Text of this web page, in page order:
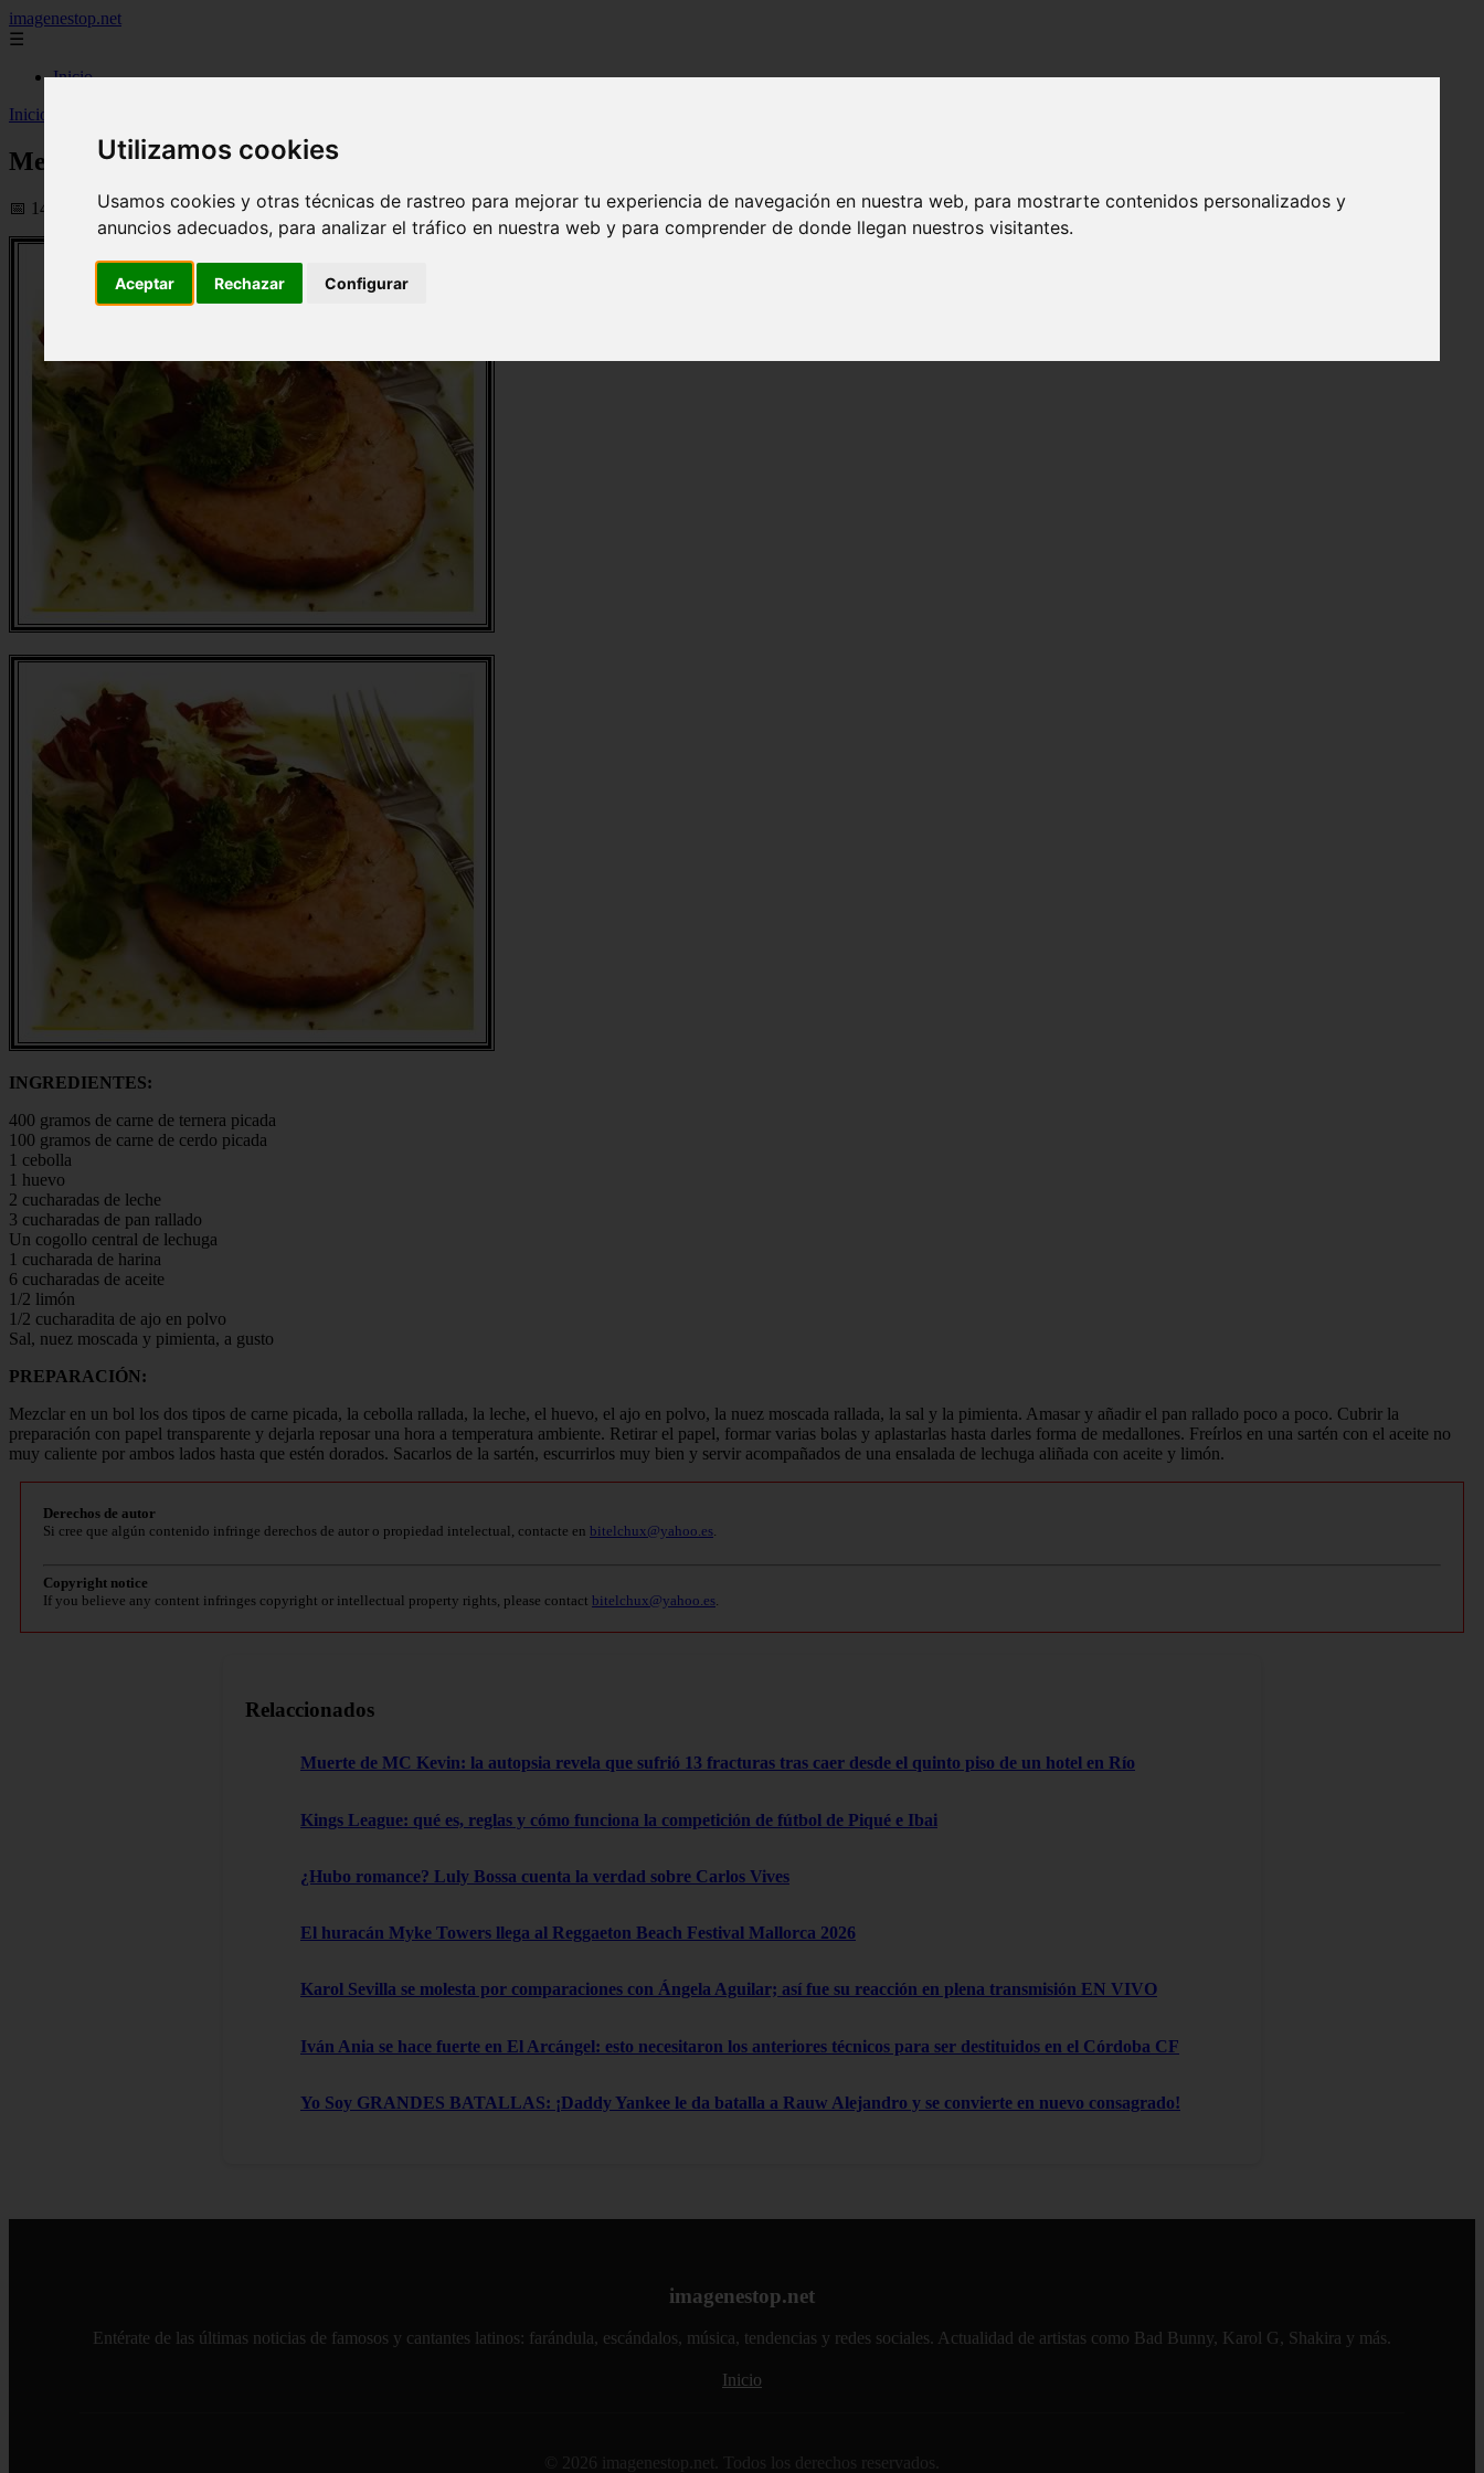
Utilizamos cookies
Usamos cookies y otras técnicas de rastreo para mejorar tu experiencia de navegación en nuestra web, para mostrarte contenidos personalizados y
anuncios adecuados, para analizar el tráfico en nuestra web y para comprender de donde llegan nuestros visitantes.
Aceptar Rechazar Configurar
imagenestop.net
☰
Inicio
Inicio
Medallones de carne picada
📅 14/05/2024
INGREDIENTES:
400 gramos de carne de ternera picada
100 gramos de carne de cerdo picada
1 cebolla
1 huevo
2 cucharadas de leche
3 cucharadas de pan rallado
Un cogollo central de lechuga
1 cucharada de harina
6 cucharadas de aceite
1/2 limón
1/2 cucharadita de ajo en polvo
Sal, nuez moscada y pimienta, a gusto
PREPARACIÓN:
Mezclar en un bol los dos tipos de carne picada, la cebolla rallada, la leche, el huevo, el ajo en polvo, la nuez moscada rallada, la sal y la pimienta. Amasar y añadir el pan rallado poco a poco. Cubrir la
preparación con papel transparente y dejarla reposar una hora a temperatura ambiente. Retirar el papel, formar varias bolas y aplastarlas hasta darles forma de medallones. Freírlos en una sartén con el aceite no
muy caliente por ambos lados hasta que estén dorados. Sacarlos de la sartén, escurrirlos muy bien y servir acompañados de una ensalada de lechuga aliñada con aceite y limón.
Derechos de autor
Si cree que algún contenido infringe derechos de autor o propiedad intelectual, contacte en bitelchux@yahoo.es
Copyright notice
If you believe any content infringes copyright or intellectual property rights, please contact bitelchux@yahoo.es
Relaccionados
Muerte de MC Kevin: la autopsia revela que sufrió 13 fracturas tras caer desde el quinto piso de un hotel en Río
Kings League: qué es, reglas y cómo funciona la competición de fútbol de Piqué e Ibai
¿Hubo romance? Luly Bossa cuenta la verdad sobre Carlos Vives
El huracán Myke Towers llega al Reggaeton Beach Festival Mallorca 2026
Karol Sevilla se molesta por comparaciones con Ángela Aguilar; así fue su reacción en plena transmisión EN VIVO
Iván Ania se hace fuerte en El Arcángel: esto necesitaron los anteriores técnicos para ser destituidos en el Córdoba CF
Yo Soy GRANDES BATALLAS: ¡Daddy Yankee le da batalla a Rauw Alejandro y se convierte en nuevo consagrado!
imagenestop.net
Entérate de las últimas noticias de famosos y cantantes latinos: farándula, escándalos, música, tendencias y redes sociales. Actualidad de artistas como Bad Bunny, Karol G, Shakira y más.
Inicio
© 2026 imagenestop.net. Todos los derechos reservados.